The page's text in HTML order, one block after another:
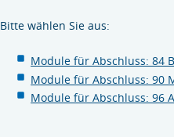
Bitte wählen Sie aus:
Module für Abschluss: 84
Module für Abschluss: 90
Module für Abschluss: 96